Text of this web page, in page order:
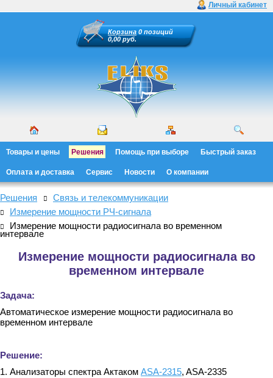
Личный кабинет
Корзина 0 позиций
0,00 руб.
Товары и цены Решения Помощь при выборе Быстрый заказ
Оплата и доставка Сервис Новости О компании
Решения
Связь и телекоммуникации
Измерение мощности РЧ-сигнала
Измерение мощности радиосигнала во временном
интервале
Измерение мощности радиосигнала во
временном интервале
Задача:
Автоматическое измерение мощности радиосигнала во
временном интервале
Решение:
1. Анализаторы спектра Актаком ASA-2315, ASA-2335